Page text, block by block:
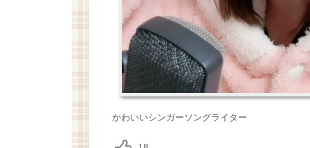
かわいいシンガーソングライター